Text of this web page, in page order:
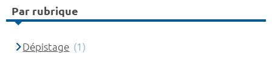
Par rubrique
Dépistage (1)